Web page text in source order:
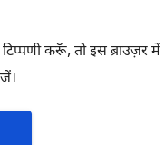
करूँ, तो इस ब्राउज़र